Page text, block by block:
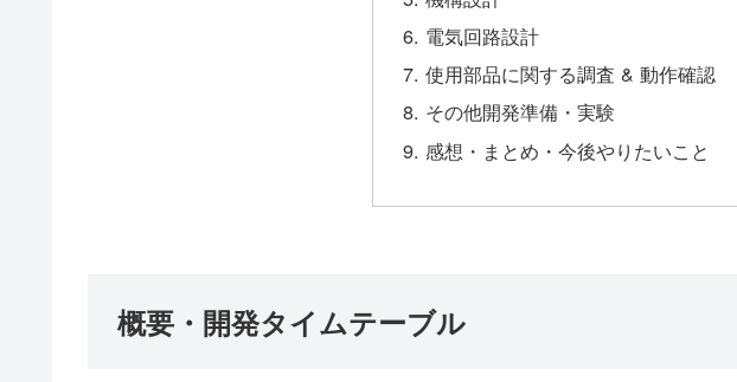
電気回路設計
使用部品に関する調査 & 動作確認
その他開発準備・実験
感想・まとめ・今後やりたいこと
概要・開発タイムテーブル